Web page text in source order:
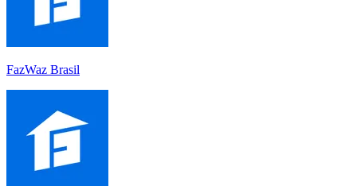
FazWaz Brasil